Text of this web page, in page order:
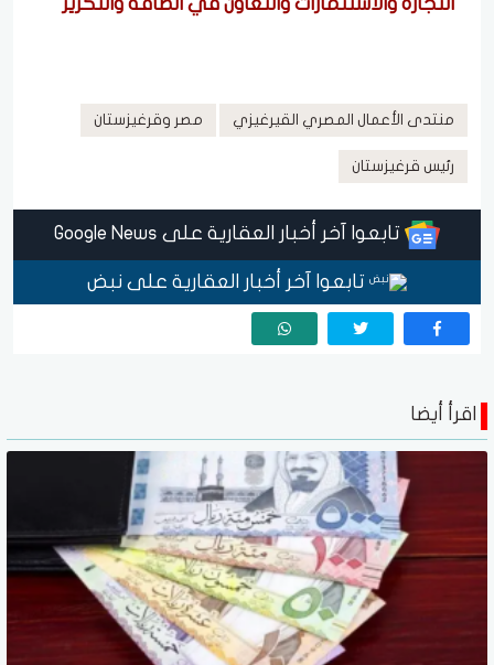
منتدى الأعمال المصري القيرغيزي مصر وقرغيزستان
رئيس قرغيزستان
تابعوا آخر أخبار العقارية على Google News
تابعوا آخر أخبار العقارية على نبض
اقرأ أيضا